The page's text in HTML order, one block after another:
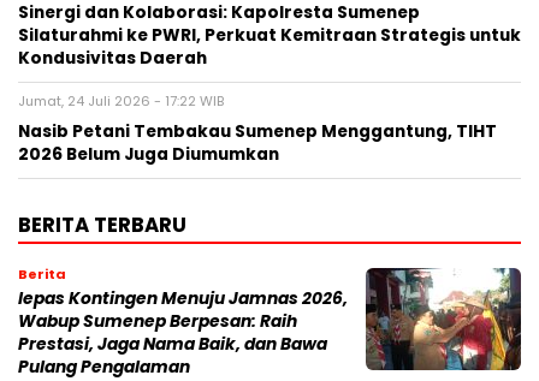
Sinergi dan Kolaborasi: Kapolresta Sumenep
Silaturahmi ke PWRI, Perkuat Kemitraan Strategis untuk
Kondusivitas Daerah
Jumat, 24 Juli 2026 - 17:22 WIB
Nasib Petani Tembakau Sumenep Menggantung, TIHT
2026 Belum Juga Diumumkan
BERITA TERBARU
Berita
lepas Kontingen Menuju Jamnas 2026,
Wabup Sumenep Berpesan: Raih
Prestasi, Jaga Nama Baik, dan Bawa
Pulang Pengalaman